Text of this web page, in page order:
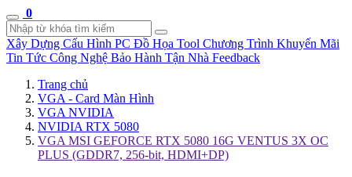
0
Xây Dựng Cấu Hình PC Đồ Họa Tool Chương Trình Khuyến Mãi
Tin Tức Công Nghệ Bảo Hành Tận Nhà Feedback
Trang chủ
VGA - Card Màn Hình
VGA NVIDIA
NVIDIA RTX 5080
VGA MSI GEFORCE RTX 5080 16G VENTUS 3X OC
PLUS (GDDR7, 256-bit, HDMI+DP)